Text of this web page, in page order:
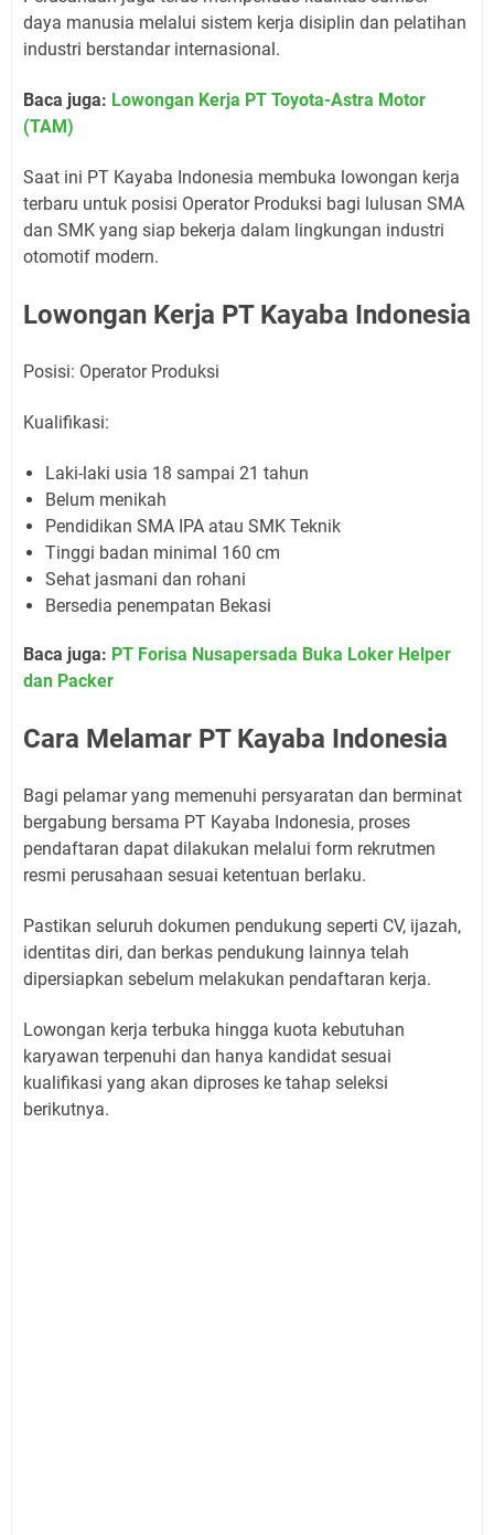
daya manusia melalui sistem kerja disiplin dan pelatihan
industri berstandar internasional.
Baca juga: Lowongan Kerja PT Toyota-Astra Motor
(TAM)
Saat ini PT Kayaba Indonesia membuka lowongan kerja
terbaru untuk posisi Operator Produksi bagi lulusan SMA
dan SMK yang siap bekerja dalam lingkungan industri
otomotif modern.
Lowongan Kerja PT Kayaba Indonesia
Posisi: Operator Produksi
Kualifikasi:
Laki-laki usia 18 sampai 21 tahun
Belum menikah
Pendidikan SMA IPA atau SMK Teknik
Tinggi badan minimal 160 cm
Sehat jasmani dan rohani
Bersedia penempatan Bekasi
Baca juga: PT Forisa Nusapersada Buka Loker Helper
dan Packer
Cara Melamar PT Kayaba Indonesia
Bagi pelamar yang memenuhi persyaratan dan berminat
bergabung bersama PT Kayaba Indonesia, proses
pendaftaran dapat dilakukan melalui form rekrutmen
resmi perusahaan sesuai ketentuan berlaku.
Pastikan seluruh dokumen pendukung seperti CV, ijazah,
identitas diri, dan berkas pendukung lainnya telah
dipersiapkan sebelum melakukan pendaftaran kerja.
Lowongan kerja terbuka hingga kuota kebutuhan
karyawan terpenuhi dan hanya kandidat sesuai
kualifikasi yang akan diproses ke tahap seleksi
berikutnya.